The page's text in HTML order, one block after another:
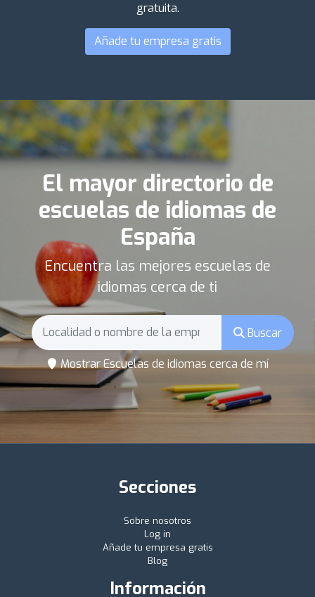
gratuita.
Añade tu empresa gratis
El mayor directorio de
escuelas de idiomas de
España
Encuentra las mejores escuelas de
idiomas cerca de ti
Buscar
Mostrar Escuelas de idiomas cerca de mí
Secciones
Sobre nosotros
Log in
Añade tu empresa gratis
Blog
Información